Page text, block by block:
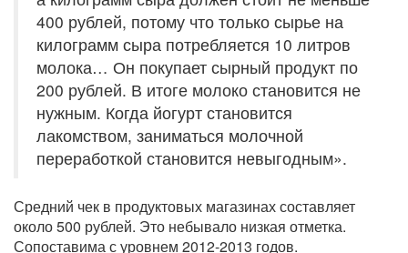
400 рублей, потому что только сырье на
килограмм сыра потребляется 10 литров
молока… Он покупает сырный продукт по
200 рублей. В итоге молоко становится не
нужным. Когда йогурт становится
лакомством, заниматься молочной
переработкой становится невыгодным».
Средний чек в продуктовых магазинах составляет
около 500 рублей. Это небывало низкая отметка.
Сопоставима с уровнем 2012-2013 годов.